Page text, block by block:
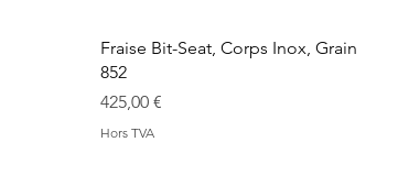
Fraise Bit-Seat, Corps Inox, Grain
852
Prix
425,00 €
Hors TVA